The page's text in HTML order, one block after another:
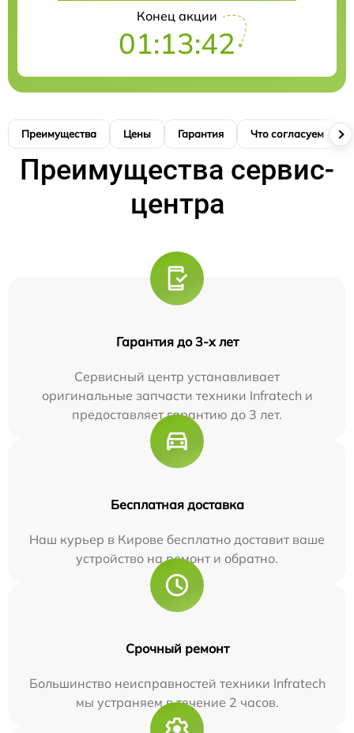
Конец акции
01:13:41
Преимущества Цены Гарантия Что согласуем
Преимущества сервис-
центра
Гарантия до 3-х лет
Сервисный центр устанавливает
оригинальные запчасти техники Infratech и
предоставляет гарантию до 3 лет.
Бесплатная доставка
Наш курьер в Кирове бесплатно доставит ваше
устройство на ремонт и обратно.
Срочный ремонт
Большинство неисправностей техники Infratech
мы устраняем в течение 2 часов.